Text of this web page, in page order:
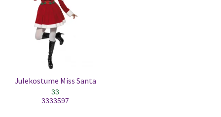
Julekostume Miss Santa
33
3333597